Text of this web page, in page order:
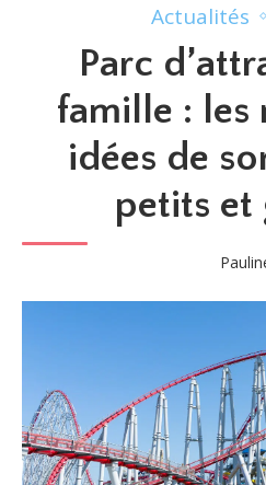
Actualités
Parc
famille : les
idées de
petits et